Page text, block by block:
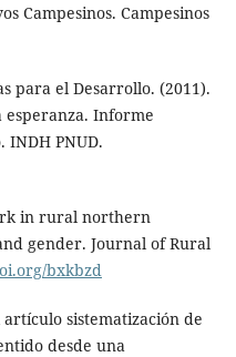
Campesinos. Campesinos
para el Desarrollo. (2011).
esperanza. Informe
PNUD.
in rural northern
gender. Journal of Rural
bxkbzd
artículo sistematización de
desde una